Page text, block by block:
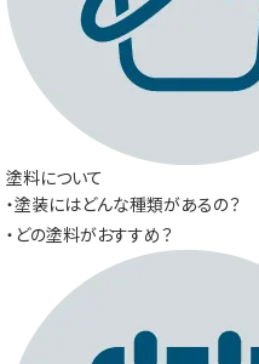
塗料について
・塗装にはどんな種類があるの？
・どの塗料がおすすめ？